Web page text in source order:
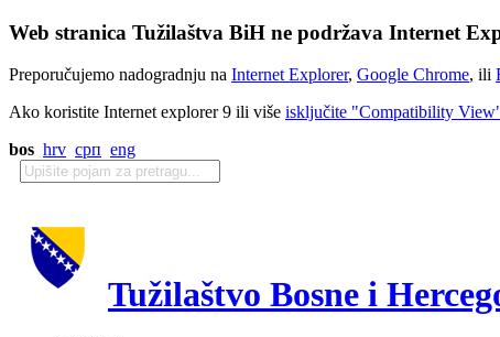
Web stranica Tužilaštva BiH ne podržava Internet
Preporučujemo nadogradnju na Internet Explorer, Google Chrome, ili
Ako koristite Internet explorer 9 ili više isključite "Compatibility
bos hrv срп eng
Tužilaštvo Bosne i